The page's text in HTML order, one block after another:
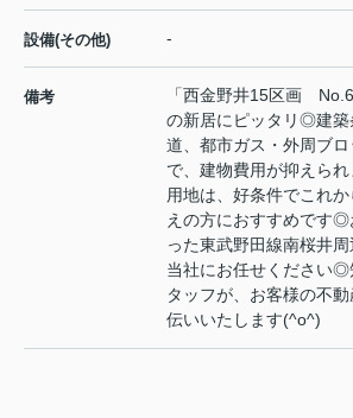
設備(その他) -
備考
「西金野井15区画
の新居にピッタリ◎建築
道、都市ガス・外周ブ
で、建物費用が抑えら
用地は、好条件でこれ
えの方におすすめです
った東武野田線南桜井
当社にお任せください◎
タッフが、お客様の不
伝いいたします(^o^)